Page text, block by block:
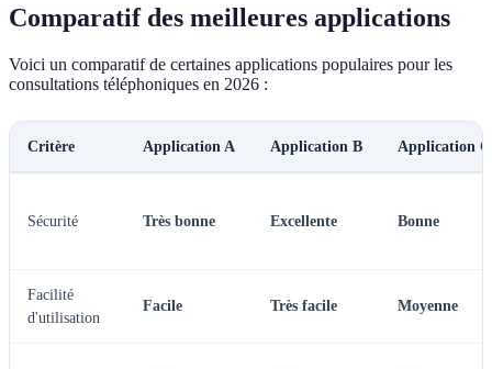
Comparatif des meilleures applications
Voici un comparatif de certaines applications populaires pour les
consultations téléphoniques en 2026 :
Critère Application A Application B Application C
Sécurité Très bonne Excellente Bonne
Facilité
d'utilisation
Facile Très facile Moyenne